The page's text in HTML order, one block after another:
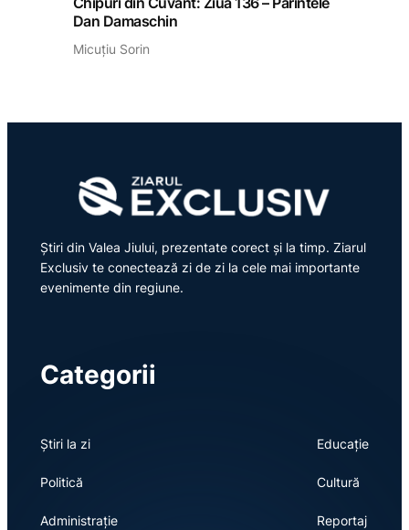
Dan Damaschin
Micuțiu Sorin
Știri din Valea Jiului, prezentate corect și la timp. Ziarul
Exclusiv te conectează zi de zi la cele mai importante
evenimente din regiune.
Categorii
Știri la zi
Politică
Administrație
Educație
Cultură
Reportaj